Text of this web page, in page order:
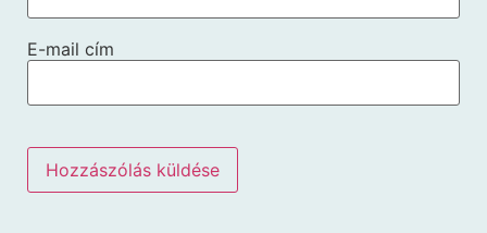
E-mail cím